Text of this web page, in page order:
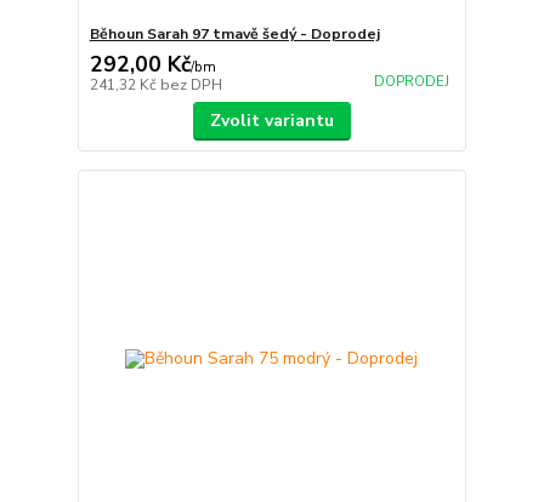
Běhoun Sarah 97 tmavě šedý - Doprodej
292,00 Kč/bm
241,32 Kč bez DPH DOPRODEJ
Zvolit variantu